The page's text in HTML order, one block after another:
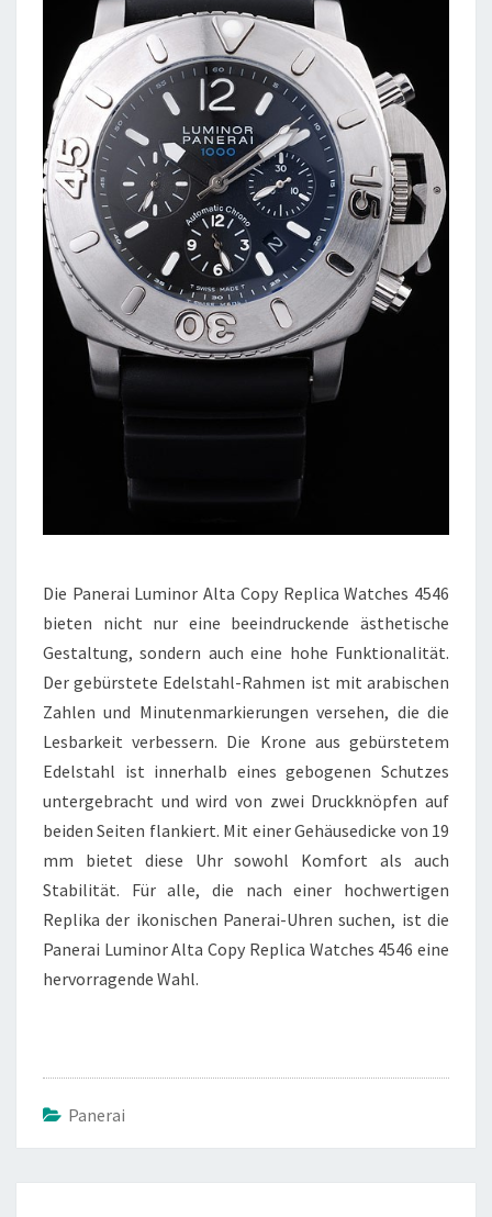
Die Panerai Luminor Alta Copy Replica Watches 4546
bieten nicht nur eine beeindruckende ästhetische
Gestaltung, sondern auch eine hohe Funktionalität.
Der gebürstete Edelstahl-Rahmen ist mit arabischen
Zahlen und Minutenmarkierungen versehen, die die
Lesbarkeit verbessern. Die Krone aus gebürstetem
Edelstahl ist innerhalb eines gebogenen Schutzes
untergebracht und wird von zwei Druckknöpfen auf
beiden Seiten flankiert. Mit einer Gehäusedicke von 19
mm bietet diese Uhr sowohl Komfort als auch
Stabilität. Für alle, die nach einer hochwertigen
Replika der ikonischen Panerai-Uhren suchen, ist die
Panerai Luminor Alta Copy Replica Watches 4546 eine
hervorragende Wahl.
Panerai